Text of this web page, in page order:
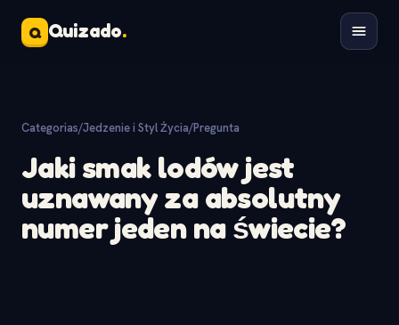
Q Quizado.
Categorias/Jedzenie i Styl Życia/Pregunta
Jaki smak lodów jest
uznawany za absolutny
numer jeden na świecie?